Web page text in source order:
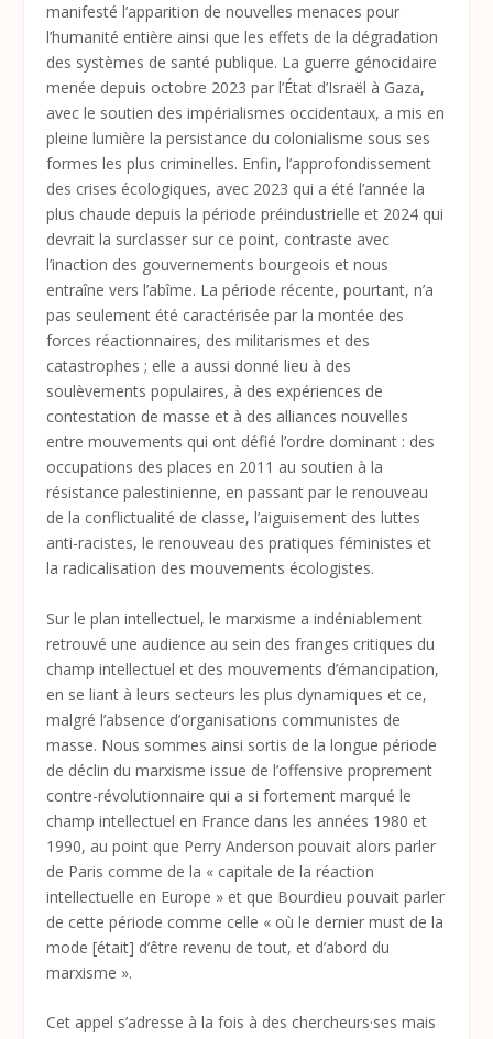
manifesté l’apparition de nouvelles menaces pour
l’humanité entière ainsi que les effets de la dégradation
des systèmes de santé publique. La guerre génocidaire
menée depuis octobre 2023 par l’État d’Israël à Gaza,
avec le soutien des impérialismes occidentaux, a mis en
pleine lumière la persistance du colonialisme sous ses
formes les plus criminelles. Enfin, l’approfondissement
des crises écologiques, avec 2023 qui a été l’année la
plus chaude depuis la période préindustrielle et 2024 qui
devrait la surclasser sur ce point, contraste avec
l’inaction des gouvernements bourgeois et nous
entraîne vers l’abîme. La période récente, pourtant, n’a
pas seulement été caractérisée par la montée des
forces réactionnaires, des militarismes et des
catastrophes ; elle a aussi donné lieu à des
soulèvements populaires, à des expériences de
contestation de masse et à des alliances nouvelles
entre mouvements qui ont défié l’ordre dominant : des
occupations des places en 2011 au soutien à la
résistance palestinienne, en passant par le renouveau
de la conflictualité de classe, l’aiguisement des luttes
anti-racistes, le renouveau des pratiques féministes et
la radicalisation des mouvements écologistes.
Sur le plan intellectuel, le marxisme a indéniablement
retrouvé une audience au sein des franges critiques du
champ intellectuel et des mouvements d’émancipation,
en se liant à leurs secteurs les plus dynamiques et ce,
malgré l’absence d’organisations communistes de
masse. Nous sommes ainsi sortis de la longue période
de déclin du marxisme issue de l’offensive proprement
contre-révolutionnaire qui a si fortement marqué le
champ intellectuel en France dans les années 1980 et
1990, au point que Perry Anderson pouvait alors parler
de Paris comme de la « capitale de la réaction
intellectuelle en Europe » et que Bourdieu pouvait parler
de cette période comme celle « où le dernier must de la
mode [était] d’être revenu de tout, et d’abord du
marxisme ».
Cet appel s’adresse à la fois à des chercheurs·ses mais